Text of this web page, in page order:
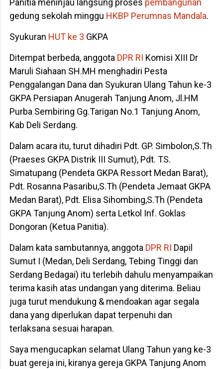
Panitia meninjau langsung proses pembangunan
gedung sekolah minggu HKBP Perumnas Mandala.
Syukuran HUT ke 3 GKPA
Ditempat berbeda, anggota DPR RI Komisi XIII Dr
Maruli Siahaan SH.MH menghadiri Pesta
Penggalangan Dana dan Syukuran Ulang Tahun ke-3
GKPA Persiapan Anugerah Tanjung Anom, Jl.HM
Purba Sembiring Gg.Tarigan No.1 Tanjung Anom,
Kab Deli Serdang.
Dalam acara itu, turut dihadiri Pdt. GP. Simbolon,S.Th
(Praeses GKPA Distrik III Sumut), Pdt. TS.
Simatupang (Pendeta GKPA Ressort Medan Barat),
Pdt. Rosanna Pasaribu,S.Th (Pendeta Jemaat GKPA
Medan Barat), Pdt. Elisa Sihombing,S.Th (Pendeta
GKPA Tanjung Anom) serta Letkol Inf. Goklas
Dongoran (Ketua Panitia).
Dalam kata sambutannya, anggota DPR RI Dapil
Sumut I (Medan, Deli Serdang, Tebing Tinggi dan
Serdang Bedagai) itu terlebih dahulu menyampaikan
terima kasih atas undangan yang diterima. Beliau
juga turut mendukung & mendoakan agar segala
dana yang diperlukan dapat terpenuhi dan
terlaksana sesuai harapan.
Saya mengucapkan selamat Ulang Tahun yang ke-3
buat gereja ini, kiranya gereja GKPA Tanjung Anom